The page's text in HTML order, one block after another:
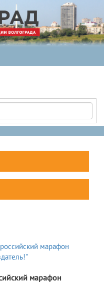
марафон